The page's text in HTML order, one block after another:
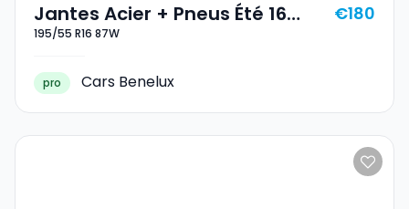
Jantes Acier + Pneus Été 16
195/55 R16 87W
195/55 R16 87W
€180
pro Cars Benelux